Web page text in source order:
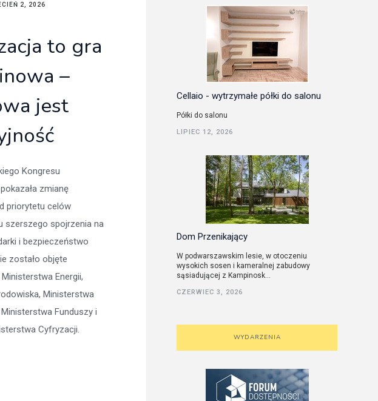
2, 2026
to gra
–
jest
Kongresu
zmianę
priorytetu celów
szerszego spojrzenia na
i bezpieczeństwo
zostało objęte
Energii,
Ministerstwa
Funduszy i
Cyfryzacji.
Cellaio - wytrzymałe półki do salonu
Półki do salonu
LIPIEC 12, 2026
Dom Przenikający
W podwarszawskim lesie, w otoczeniu
wysokich sosen i kameralnej zabudowy
sąsiadującej z Kampinosk...
CZERWIEC 3, 2026
WYDARZENIA